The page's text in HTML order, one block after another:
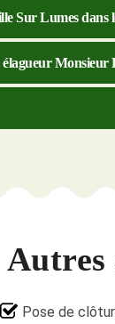
Sur Lumes dans
élagueur Monsieur
Autres
Pose de